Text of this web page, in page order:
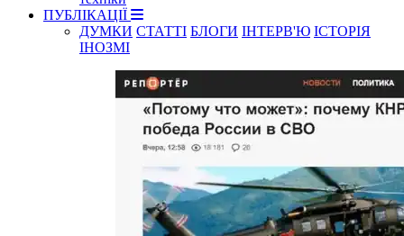
ПУБЛІКАЦІЇ
ДУМКИ СТАТТІ БЛОГИ ІНТЕРВ'Ю ІСТОРІЯ
ІНОЗМІ